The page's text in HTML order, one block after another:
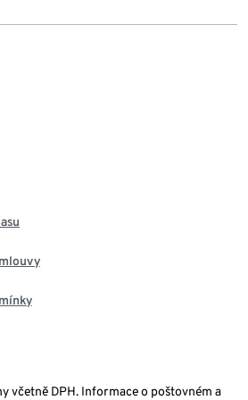
včetně DPH. Informace o poštovném a